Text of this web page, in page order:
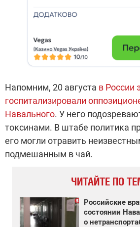
Напомним, 20 августа в России
госпитализировали
Навального. У него
токсинами. В штабе политика
его могли отравить
подмешанным в чай.
ЧИТАЙТЕ ПО
Российские
состоянии
о